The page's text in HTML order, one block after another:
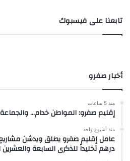
تابعنا على فيسبوك
أخبار صفرو
منذ 5 ساعات
إقليم صفرو: المواطن خدام…
منذ أسبوع واحد
درهم تخليداً للذكرى السابعة